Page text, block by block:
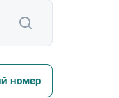
номер